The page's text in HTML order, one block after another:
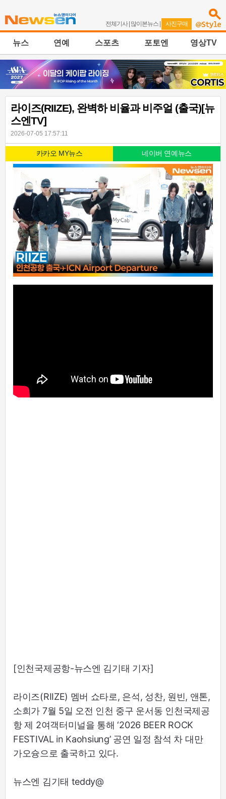
전체기사| 많이본뉴스 | 사진구매
뉴스 연예 스포츠 포토엔 영상TV
라이즈(RIIZE), 완벽하 비율과 비주얼 (출국)[뉴
스엔TV]
2026-07-05 17:57:11
카카오 MY뉴스 네이버 연예뉴스
[인천국제공항-뉴스엔 김기태 기자]
라이즈(RIIZE) 멤버 쇼타로, 은석, 성찬, 원빈, 앤톤,
소희가 7월 5일 오전 인천 중구 운서동 인천국제공
항 제 2여객터미널을 통해 ‘2026 BEER ROCK
FESTIVAL in Kaohsiung’ 공연 일정 참석 차 대만
가오슝으로 출국하고 있다.
뉴스엔 김기태 teddy@